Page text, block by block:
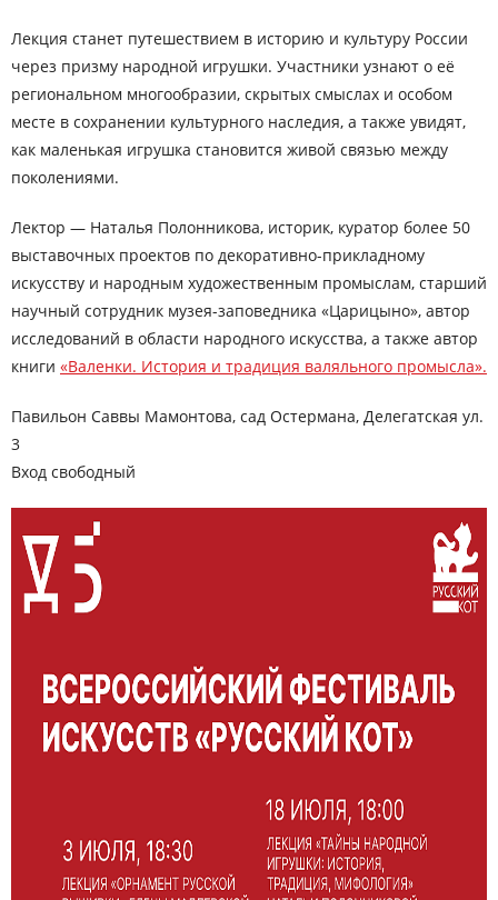
Лекция станет путешествием в историю и культуру России
через призму народной игрушки. Участники узнают о её
региональном многообразии, скрытых смыслах и особом
месте в сохранении культурного наследия, а также увидят,
как маленькая игрушка становится живой связью между
поколениями.
Лектор — Наталья Полонникова, историк, куратор более 50
выставочных проектов по декоративно-прикладному
искусству и народным художественным промыслам, старший
научный сотрудник музея-заповедника «Царицыно», автор
исследований в области народного искусства, а также автор
книги «Валенки. История и традиция валяльного промысла».
Павильон Саввы Мамонтова, сад Остермана, Делегатская ул.
3
Вход свободный